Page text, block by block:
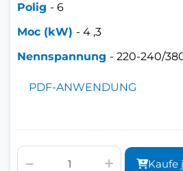
Polig - 6
Moc (kW) - 4 ,3
Nennspannung - 220-240/
PDF-ANWENDUNG
Kaufe